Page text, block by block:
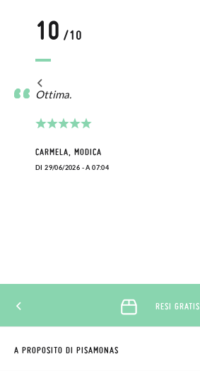
10 /10
Ottima.
CARMELA, MODICA
DI 29/06/2026 - A 07:04
RESI GRATIS
A PROPOSITO DI PISAMONAS